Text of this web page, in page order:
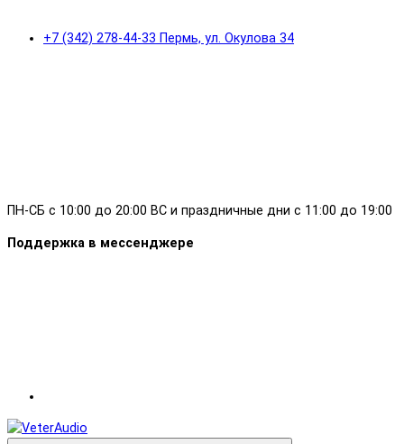
+7 (342) 278-44-33 Пермь, ул. Окулова 34
ПН-СБ с 10:00 до 20:00 ВС и праздничные дни с 11:00 до 19:00
Поддержка в мессенджере